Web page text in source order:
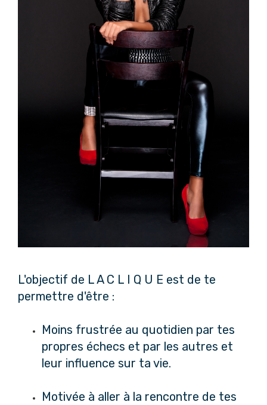
L'objectif de L A C L I Q U E est de te
permettre d'être :
Moins frustrée au quotidien par tes
propres échecs et par les autres et
leur influence sur ta vie.
Motivée à aller à la rencontre de tes